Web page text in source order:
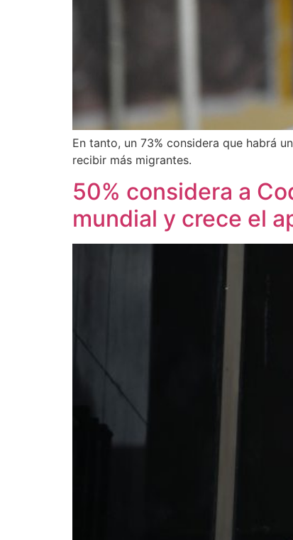
En tanto, un 73% considera que habrá
recibir más migrantes.
50% considera a
mundial y crece el